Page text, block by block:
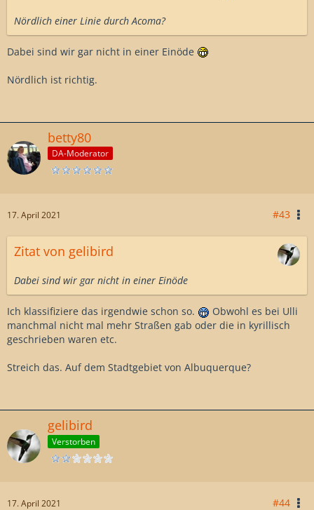
Nördlich einer Linie durch Acoma?
Dabei sind wir gar nicht in einer Einöde
Nördlich ist richtig.
betty80
DA-Moderator
17. April 2021 #43
Zitat von gelibird
Dabei sind wir gar nicht in einer Einöde
Ich klassifiziere das irgendwie schon so.
Obwohl es bei Ulli
manchmal nicht mal mehr Straßen gab oder die in kyrillisch
geschrieben waren etc.
Streich das. Auf dem Stadtgebiet von Albuquerque?
gelibird
Verstorben
17. April 2021 #44